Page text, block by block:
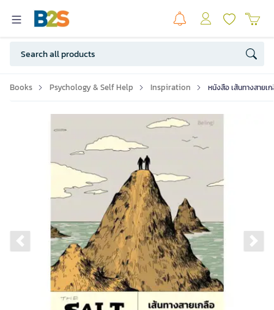
Books Psychology & Self Help Inspiration หนังสือ เส้นทางสายเ
Previous slide